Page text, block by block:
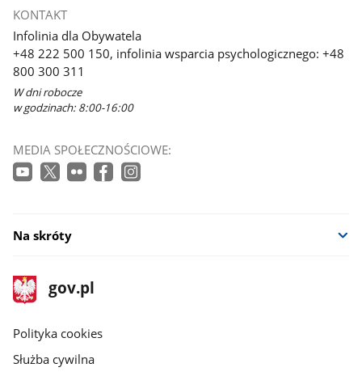
KONTAKT
Infolinia dla Obywatela
+48 222 500 150, infolinia wsparcia psychologicznego: +48
800 300 311
W dni robocze
w godzinach: 8:00-16:00
MEDIA SPOŁECZNOŚCIOWE:
Na skróty
stopka
gov.pl
Strona
gov.pl
gov.pl
Polityka cookies
Służba cywilna